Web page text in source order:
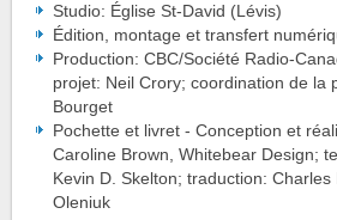
Studio: Église St-David (Lévis)
Édition, montage et transfert
Production: CBC/Société Radio-
projet: Neil Crory; coordination de la
Bourget
Pochette et livret - Conception et
Caroline Brown, Whitebear Design;
Kevin D. Skelton; traduction:
Oleniuk